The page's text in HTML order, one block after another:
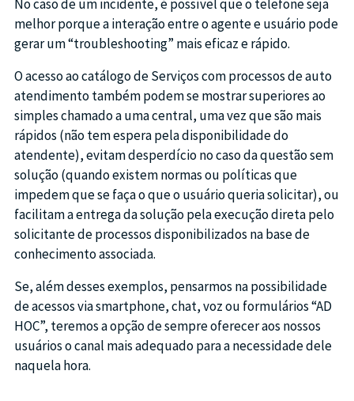
No caso de um incidente, é possível que o telefone seja
melhor porque a interação entre o agente e usuário pode
gerar um “troubleshooting” mais eficaz e rápido.
O acesso ao catálogo de Serviços com processos de auto
atendimento também podem se mostrar superiores ao
simples chamado a uma central, uma vez que são mais
rápidos (não tem espera pela disponibilidade do
atendente), evitam desperdício no caso da questão sem
solução (quando existem normas ou políticas que
impedem que se faça o que o usuário queria solicitar), ou
facilitam a entrega da solução pela execução direta pelo
solicitante de processos disponibilizados na base de
conhecimento associada.
Se, além desses exemplos, pensarmos na possibilidade
de acessos via smartphone, chat, voz ou formulários “AD
HOC”, teremos a opção de sempre oferecer aos nossos
usuários o canal mais adequado para a necessidade dele
naquela hora.